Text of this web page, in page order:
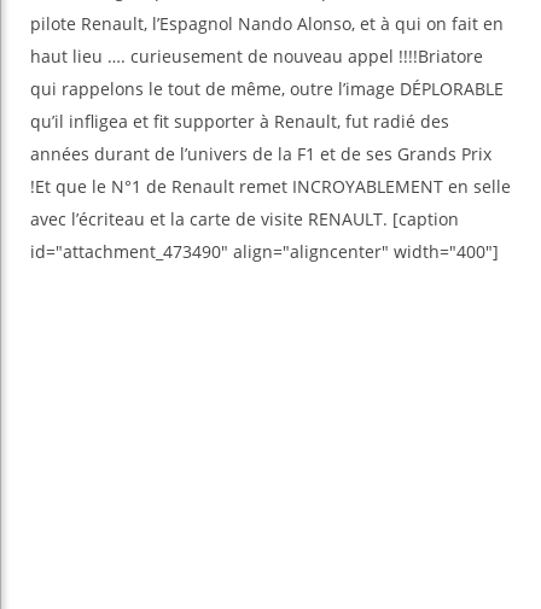
pilote Renault, l’Espagnol Nando Alonso, et à qui on fait en
haut lieu …. curieusement de nouveau appel !!!!Briatore
qui rappelons le tout de même, outre l’image DÉPLORABLE
qu’il infligea et fit supporter à Renault, fut radié des
années durant de l’univers de la F1 et de ses Grands Prix
!Et que le N°1 de Renault remet INCROYABLEMENT en selle
avec l’écriteau et la carte de visite RENAULT. [caption
id="attachment_473490" align="aligncenter" width="400"]